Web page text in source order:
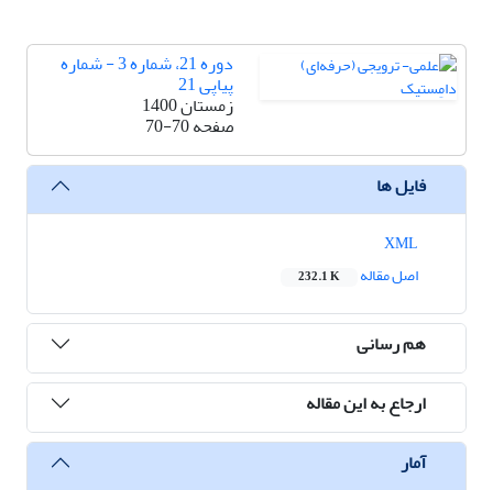
دوره 21، شماره 3 - شماره
پیاپی 21
زمستان 1400
صفحه70-70
فایل ها
اصل مقاله
232.1 K
هم رسانی
ارجاع به این مقاله
آمار